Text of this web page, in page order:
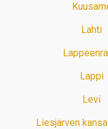
Lahti
Lappi
Levi
Liesjärven